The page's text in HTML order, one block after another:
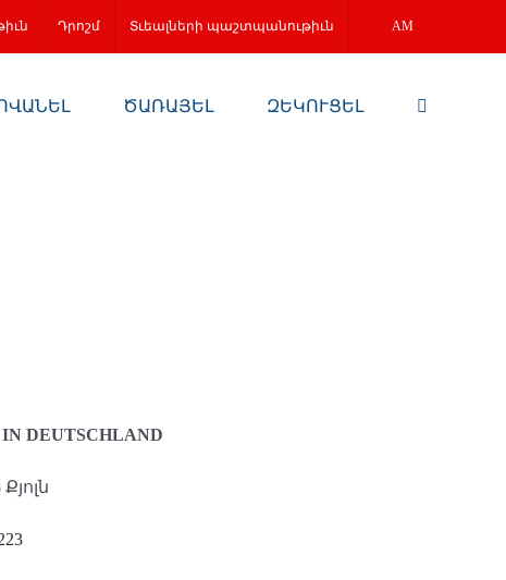
Դրոշմ Տւեալների պաշտպանութիւն AM
ԾԱՌԱՅԵԼ ԶԵԿՈՒՑԵԼ
DEUTSCHLAND
Քյոլն